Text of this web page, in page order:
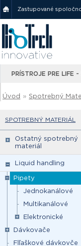
Zastupované
PRÍSTROJE PRE LIFE -
Úvod » Spotrebný
SPOTREBNÝ MATERIÁL
Ostatný spotrebný
materiál
Liquid handling
Pipety
Jednokanálové
Multikanálové
Elektronické
Dávkovače
Flľaškové dávkovče